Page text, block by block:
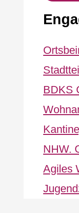
BDKS
NHW.
Agiles